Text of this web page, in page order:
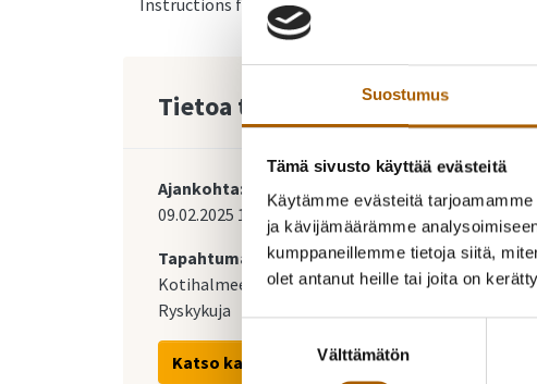
Suostumus
Tämä sivusto käyttää evästeitä
Käytämme evästeitä
ja kävijämäärämme
kumppaneillemme tietoja siitä,
olet antanut heille tai joita on
Välttämätön
Tietoa tapahtumasta
Ajankohta:
09.02.2025 13:00-15:00
Tapahtumapaikka:
Kotihalmeen mäki
Ryskykuja
Katso kartalla